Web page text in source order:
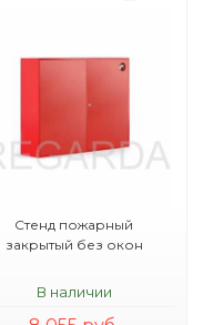
Стенд пожарный
закрытый без окон
В наличии